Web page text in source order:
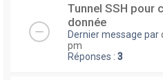
Tunnel SSH pour
donnée
Dernier message par
pm
Réponses : 3